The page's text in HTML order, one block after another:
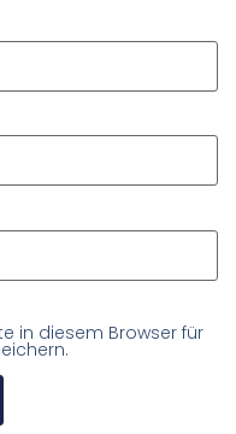
in diesem Browser für